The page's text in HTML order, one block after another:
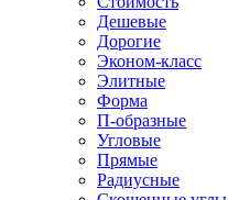
Дешевые
Дорогие
Эконом-класс
Элитные
Форма
П-образные
Угловые
Прямые
Радиусные